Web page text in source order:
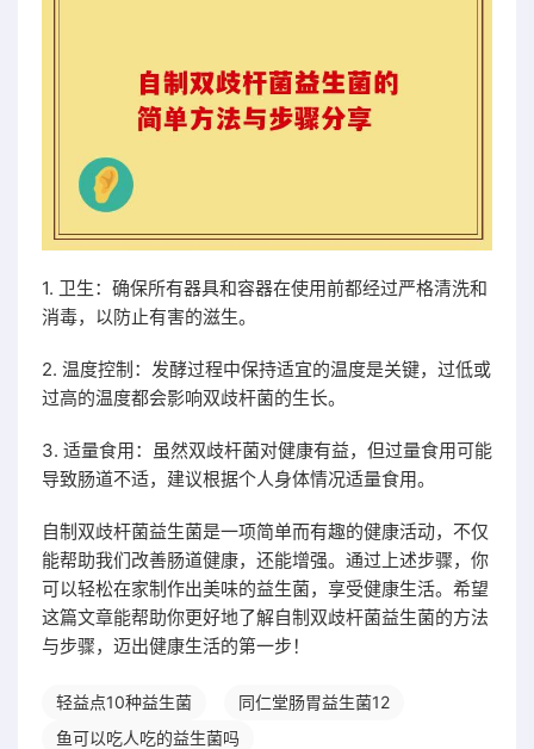
1. 卫生：确保所有器具和容器在使用前都经过严格清洗和
消毒，以防止有害的滋生。
2. 温度控制：发酵过程中保持适宜的温度是关键，过低或
过高的温度都会影响双歧杆菌的生长。
3. 适量食用：虽然双歧杆菌对健康有益，但过量食用可能
导致肠道不适，建议根据个人身体情况适量食用。
自制双歧杆菌益生菌是一项简单而有趣的健康活动，不仅
能帮助我们改善肠道健康，还能增强。通过上述步骤，你
可以轻松在家制作出美味的益生菌，享受健康生活。希望
这篇文章能帮助你更好地了解自制双歧杆菌益生菌的方法
与步骤，迈出健康生活的第一步！
轻益点10种益生菌
同仁堂肠胃益生菌12
鱼可以吃人吃的益生菌吗